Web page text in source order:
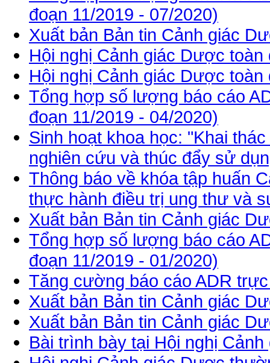
đoạn 11/2019 - 07/2020)
Xuất bản Bản tin Cảnh giác
Hội nghị Cảnh giác Dược
Hội nghị Cảnh giác Dược
Tổng hợp số lượng báo cáo
đoạn 11/2019 - 04/2020)
Sinh hoạt khoa học: "Khai
nghiên cứu và thúc đẩy sử
Thông báo về khóa tập huấn
thực hành điều trị ung thư và
Xuất bản Bản tin Cảnh giác
Tổng hợp số lượng báo cáo
đoạn 11/2019 - 01/2020)
Tăng cường báo cáo ADR
Xuất bản Bản tin Cảnh giác
Xuất bản Bản tin Cảnh giác
Bài trình bày tại Hội nghị